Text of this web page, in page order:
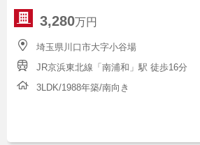
3,280万円
埼玉県川口市大字小谷場
JR京浜東北線「南浦和」駅 徒歩16分
3LDK/1988年築/南向き